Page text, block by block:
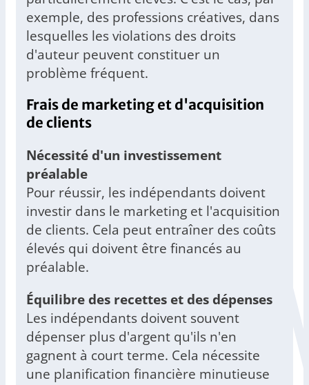
exemple, des professions créatives, dans
lesquelles les violations des droits
d'auteur peuvent constituer un
problème fréquent.
Frais de marketing et d'acquisition
de clients
Nécessité d'un investissement
préalable
Pour réussir, les indépendants doivent
investir dans le marketing et l'acquisition
de clients. Cela peut entraîner des coûts
élevés qui doivent être financés au
préalable.
Équilibre des recettes et des dépenses
Les indépendants doivent souvent
dépenser plus d'argent qu'ils n'en
gagnent à court terme. Cela nécessite
une planification financière minutieuse